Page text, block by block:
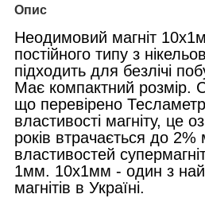
Опис
Неодимовий магніт
постійного типу з
підходить для безлічі
Має компактний розмір.
що перевірено
властивості магніту, це
років втрачається до 2%
властивостей
1мм. 10х1мм - один з
магнітів в Україні.